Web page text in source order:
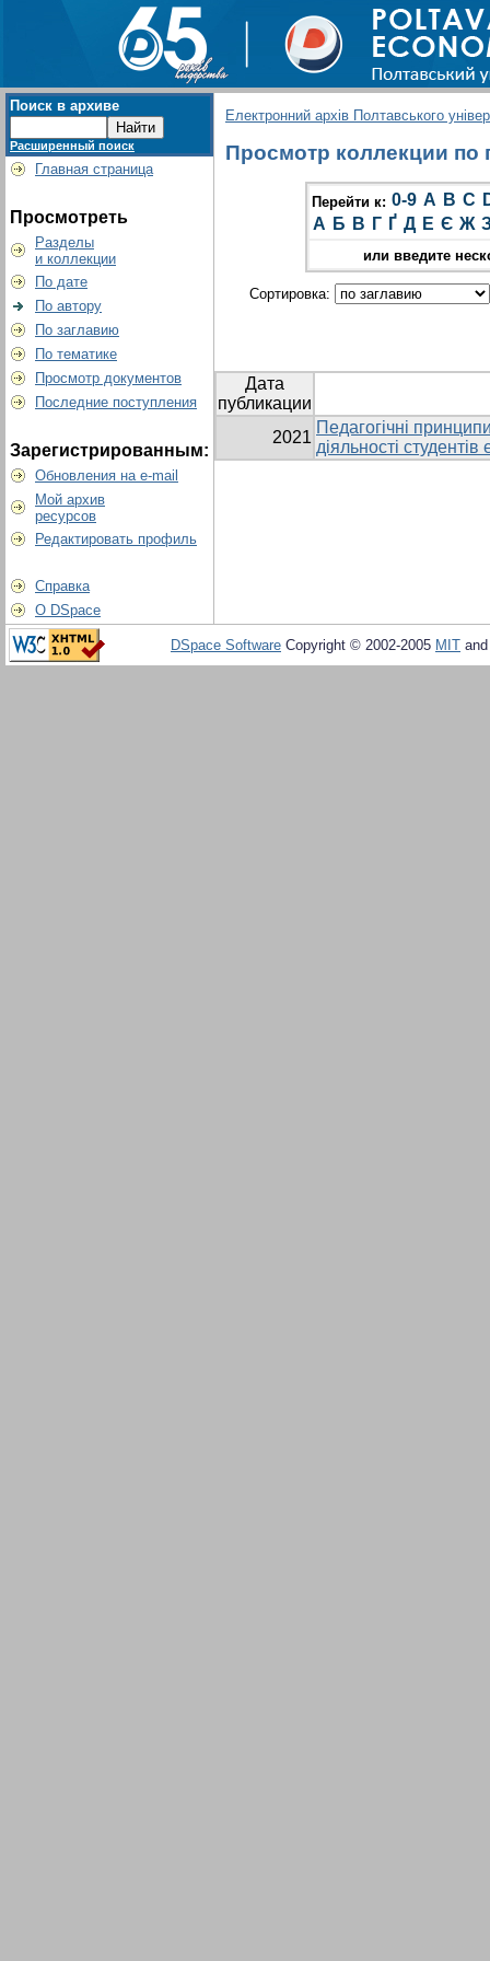
Поиск в архиве
Расширенный поиск
Главная страница
Просмотреть
Разделы
и коллекции
По дате
По автору
По заглавию
По тематике
Просмотр документов
Последние поступления
Зарегистрированным:
Обновления на e-mail
Мой архив
ресурсов
Редактировать профиль
Справка
О DSpace
Електронний архів Полтавського
Просмотр коллекции по
Перейти к: 0-9 A B C
А Б В Г Ґ Д Е Є Ж
или введите
Сортировка:
Дата
публикации
2021
Педагогічні
діяльності
DSpace Software Copyright © 2002-2005 MIT